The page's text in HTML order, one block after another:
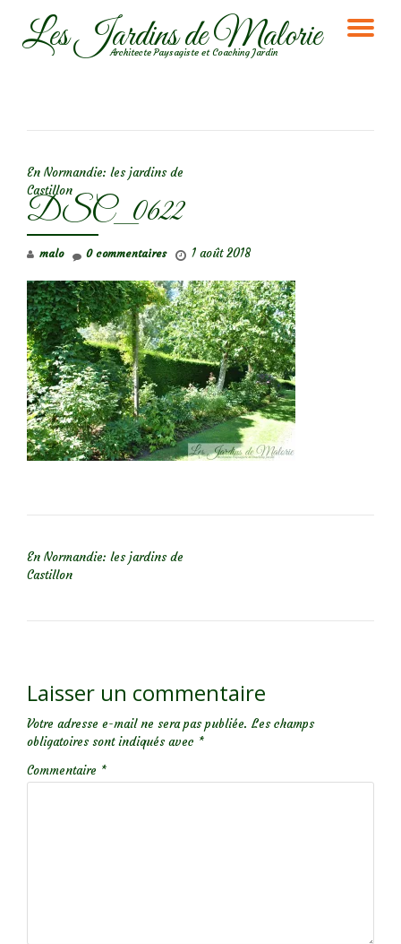
AllerLes Jardins de Malorie
Architecte Paysagiste et Coaching Jardin
En Normandie: les jardins de
Castillon
DSC_0622
malo 1 août 2018
0 commentaires
En Normandie: les jardins de
Castillon
Laisser un commentaire
Votre adresse e-mail ne sera pas publiée. Les champs
obligatoires sont indiqués avec *
Commentaire *